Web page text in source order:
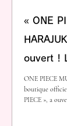
« ONE
ouvert !
pour les
ONE PIECE
boutique
PIECE », a